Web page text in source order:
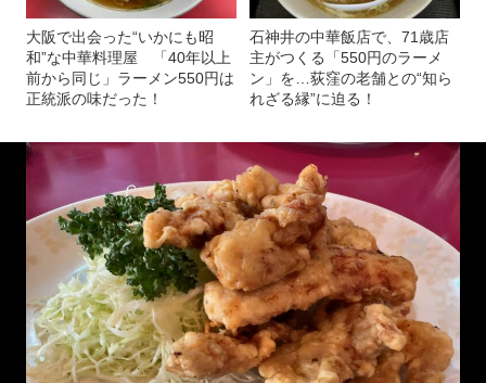
大阪で出会った“いかにも昭
和”な中華料理屋 「40年以上
前から同じ」ラーメン550円は
正統派の味だった！
石神井の中華飯店で、71歳店
主がつくる「550円のラーメ
ン」を…荻窪の老舗との“知ら
れざる縁”に迫る！